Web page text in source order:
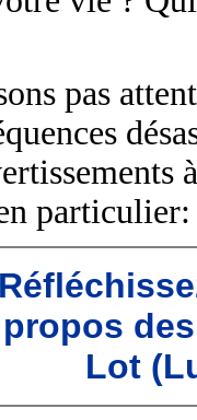
pas
particulier:
Lot